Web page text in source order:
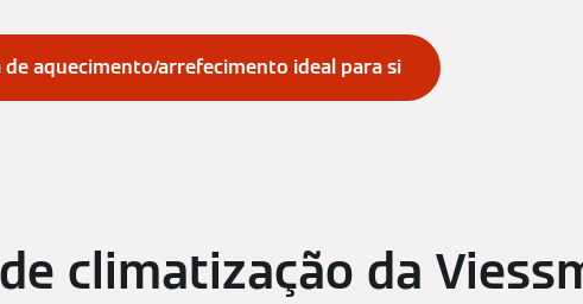
aquecimento/arrefecimento ideal para si
climatização da